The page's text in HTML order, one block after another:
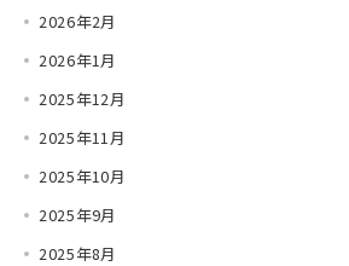
2026年2月
2026年1月
2025年12月
2025年11月
2025年10月
2025年9月
2025年8月